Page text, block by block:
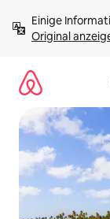
Inhalten
springenOriginal